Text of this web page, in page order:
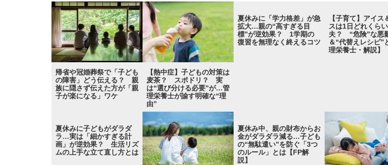
帰省や冠婚葬祭で「子ども
の障害」どう伝える？ 親
族に隠さず伝えた方が「親
子が楽になる」ワケ
【熱中症】子どもの対策は
麦茶？ スポドリ？ 実
は“選び分ける必要”が…管
理栄養士が諭す明確な“理
由”
夏休みに「学力格差」が急
拡大…親の“高すぎる目
標”が逆効果？ 1学期の
復習を無理なく終えるコツ
【子育て】アイス
スは1日どれくら
夫？ “危険”な悪
＆“代替えレシピ”
理栄養士・解説】
夏休みに子どもがダラダ
ラ…実は「細かすぎる計
画」が逆効果？ 生活リズ
ムの上手な立て直し方とは
夏休み中、親の財布からお
金がダラダラ減る…子ども
の“無駄遣い”を防ぐ「3つ
のルール」とは【FP解
説】